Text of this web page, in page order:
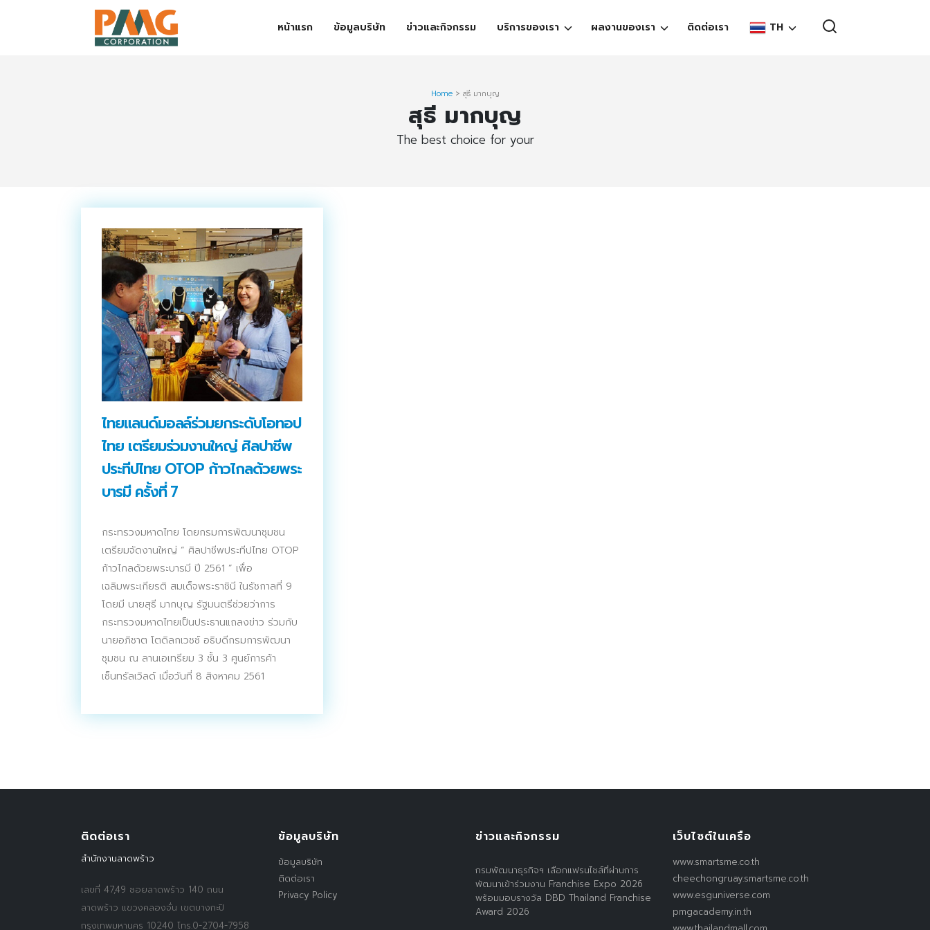
หน้าแรก ข้อมูลบริษัท ข่าวและกิจกรรม บริการของเรา ผลงานของเรา ติดต่อเรา TH
ข้อมูลบริษัท
จัดงานแสดงสินค้าและอีเว้นท์ต่าง ๆ
ติดต่อเรา
บริการของเรา
ประชาสัมพันธ์ผ่านสื่อออฟไลน์และสื่อออนไลน์
ผลงานของเรา
ผลิตสิ่งพิมพ์และที่เกี่ยวข้อง
พัฒนาผลิตภัณฑ์
หน้าแรก
อบรมสัมมนาออฟไลน์และออนไลน์
Home> สุธี มากบุญ
สุธี มากบุญ
The best choice for your
ไทยแลนด์มอลล์ร่วมยกระดับโอทอป
ไทย เตรียมร่วมงานใหญ่ ศิลปาชีพ
ประทีปไทย OTOP ก้าวไกลด้วยพระ
บารมี ครั้งที่ 7
กระทรวงมหาดไทย โดยกรมการพัฒนาชุมชน
เตรียมจัดงานใหญ่ “ ศิลปาชีพประทีปไทย OTOP
ก้าวไกลด้วยพระบารมี ปี 2561 ” เพื่อ
เฉลิมพระเกียรติ สมเด็จพระราชินี ในรัชกาลที่ 9
โดยมี นายสุธี มากบุญ รัฐมนตรีช่วยว่าการ
กระทรวงมหาดไทยเป็นประธานแถลงข่าว ร่วมกับ
นายอภิชาต โตดิลกเวชช์ อธิบดีกรมการพัฒนา
ชุมชน ณ ลานเอเทรียม 3 ชั้น 3 ศูนย์การค้า
เซ็นทรัลเวิลด์ เมื่อวันที่ 8 สิงหาคม 2561
ติดต่อเรา
สำนักงานลาดพร้าว
เลขที่ 47,49 ซอยลาดพร้าว 140 ถนน
ลาดพร้าว แขวงคลองจั่น เขตบางกะปิ
กรุงเทพมหานคร 10240 โทร.0-2704-7958
ข้อมูลบริษัท
ข้อมูลบริษัท
ติดต่อเรา
Privacy Policy
ข่าวและกิจกรรม
กรมพัฒนาธุรกิจฯ เลือกแฟรนไชส์ที่ผ่านการ
พัฒนาเข้าร่วมงาน Franchise Expo 2026
พร้อมมอบรางวัล DBD Thailand Franchise
Award 2026
เว็บไซต์ในเครือ
www.smartsme.co.th
cheechongruay.smartsme.co.th
www.esguniverse.com
pmgacademy.in.th